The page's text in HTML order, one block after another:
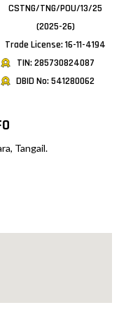
CSTNG/TNG/POU/13/25
(2025-26)
Trade License: 16-11-4194
TIN: 285730824087
DBID No: 541280062
Tangail.